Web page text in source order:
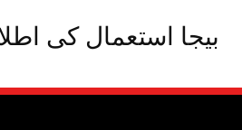
بیجا استعمال کی